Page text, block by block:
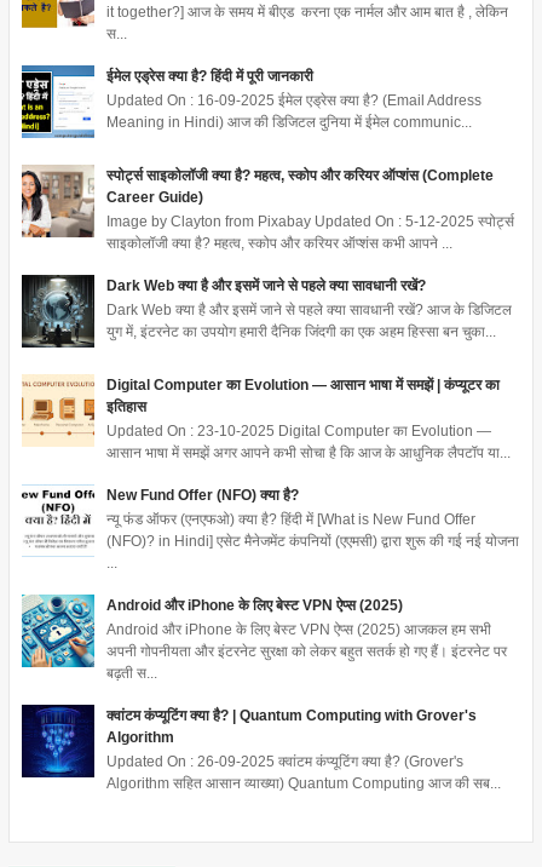
it together?] आज के समय में बीएड करना एक नार्मल और आम बात है , लेकिन
स...
ईमेल एड्रेस क्या है? हिंदी में पूरी जानकारी
Updated On : 16-09-2025 ईमेल एड्रेस क्या है? (Email Address
Meaning in Hindi) आज की डिजिटल दुनिया में ईमेल communic...
स्पोर्ट्स साइकोलॉजी क्या है? महत्व, स्कोप और करियर ऑप्शंस (Complete
Career Guide)
Image by Clayton from Pixabay Updated On : 5-12-2025 स्पोर्ट्स
साइकोलॉजी क्या है? महत्व, स्कोप और करियर ऑप्शंस कभी आपने ...
Dark Web क्या है और इसमें जाने से पहले क्या सावधानी रखें?
Dark Web क्या है और इसमें जाने से पहले क्या सावधानी रखें? आज के डिजिटल
युग में, इंटरनेट का उपयोग हमारी दैनिक जिंदगी का एक अहम हिस्सा बन चुका...
Digital Computer का Evolution — आसान भाषा में समझें | कंप्यूटर का
इतिहास
Updated On : 23-10-2025 Digital Computer का Evolution —
आसान भाषा में समझें अगर आपने कभी सोचा है कि आज के आधुनिक लैपटॉप या...
New Fund Offer (NFO) क्या है?
न्यू फंड ऑफर (एनएफओ) क्या है? हिंदी में [What is New Fund Offer
(NFO)? in Hindi] एसेट मैनेजमेंट कंपनियों (एएमसी) द्वारा शुरू की गई नई योजना
...
Android और iPhone के लिए बेस्ट VPN ऐप्स (2025)
Android और iPhone के लिए बेस्ट VPN ऐप्स (2025) आजकल हम सभी
अपनी गोपनीयता और इंटरनेट सुरक्षा को लेकर बहुत सतर्क हो गए हैं। इंटरनेट पर
बढ़ती स...
क्वांटम कंप्यूटिंग क्या है? | Quantum Computing with Grover's
Algorithm
Updated On : 26-09-2025 क्वांटम कंप्यूटिंग क्या है? (Grover's
Algorithm सहित आसान व्याख्या) Quantum Computing आज की सब...